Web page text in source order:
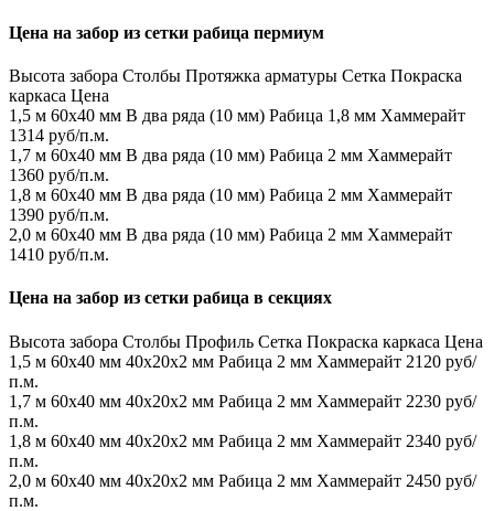
Цена на забор из сетки рабица пермиум
Высота забора Столбы Протяжка арматуры Сетка Покраска
каркаса Цена
1,5 м 60х40 мм В два ряда (10 мм) Рабица 1,8 мм Хаммерайт
1314 руб/п.м.
1,7 м 60х40 мм В два ряда (10 мм) Рабица 2 мм Хаммерайт
1360 руб/п.м.
1,8 м 60х40 мм В два ряда (10 мм) Рабица 2 мм Хаммерайт
1390 руб/п.м.
2,0 м 60х40 мм В два ряда (10 мм) Рабица 2 мм Хаммерайт
1410 руб/п.м.
Цена на забор из сетки рабица в секциях
Высота забора Столбы Профиль Сетка Покраска каркаса Цена
1,5 м 60х40 мм 40х20х2 мм Рабица 2 мм Хаммерайт 2120 руб/
п.м.
1,7 м 60х40 мм 40х20х2 мм Рабица 2 мм Хаммерайт 2230 руб/
п.м.
1,8 м 60х40 мм 40х20х2 мм Рабица 2 мм Хаммерайт 2340 руб/
п.м.
2,0 м 60х40 мм 40х20х2 мм Рабица 2 мм Хаммерайт 2450 руб/
п.м.